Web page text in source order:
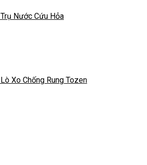
Trụ Nước Cứu Hỏa
Lò Xo Chống Rung Tozen